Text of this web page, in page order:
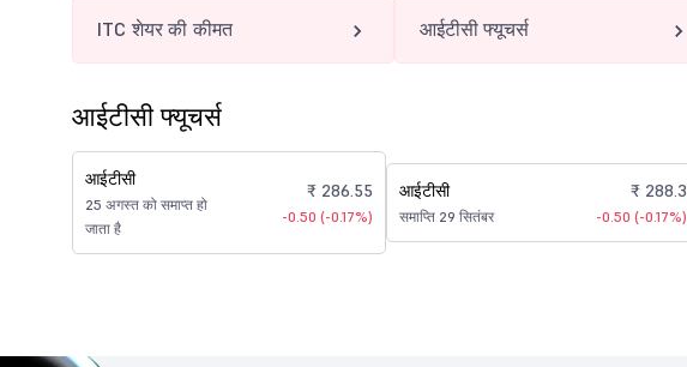
ITC शेयर की कीमत आईटीसी फ्यूचर्स
आईटीसी फ्यूचर्स
आईटीसी
25 अगस्त को समाप्त हो
जाता है
₹ 286.55
-0.50 (-0.17%)
आईटीसी
समाप्ति 29 सितंबर
₹ 288.3
-0.50 (-0.17%)